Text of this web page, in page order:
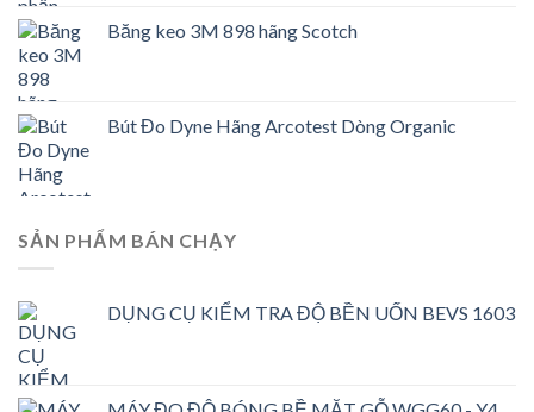
Băng keo 3M 898 hãng Scotch
Bút Đo Dyne Hãng Arcotest Dòng Organic
SẢN PHẨM BÁN CHẠY
DỤNG CỤ KIỂM TRA ĐỘ BỀN UỐN BEVS 1603